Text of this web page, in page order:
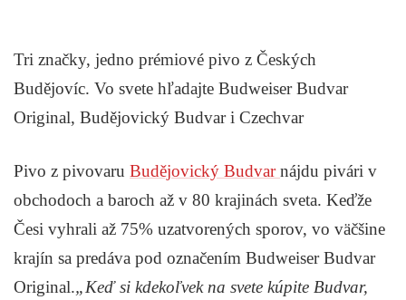
Tri značky, jedno prémiové pivo z Českých
Budějovíc. Vo svete hľadajte Budweiser Budvar
Original, Budějovický Budvar i Czechvar
Pivo z pivovaru Budějovický Budvar nájdu pivári v
obchodoch a baroch až v 80 krajinách sveta. Keďže
Česi vyhrali až 75% uzatvorených sporov, vo väčšine
krajín sa predáva pod označením Budweiser Budvar
Original.„Keď si kdekoľvek na svete kúpite Budvar,